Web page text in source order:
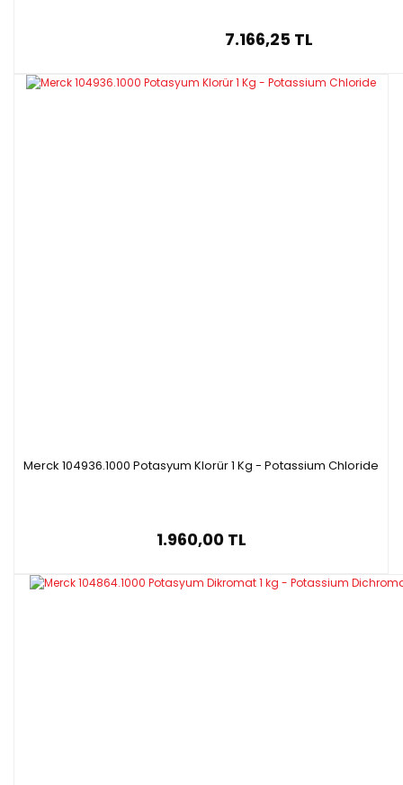
7.166,25 TL
Merck 104936.1000 Potasyum Klorür 1 Kg - Potassium Chloride
1.960,00 TL